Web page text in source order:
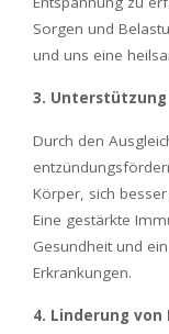
Sorgen und
und uns eine
3.
Durch den
Körper, sich
Eine gestärkte
Gesundheit und
Erkrankungen.
4. Linderung von